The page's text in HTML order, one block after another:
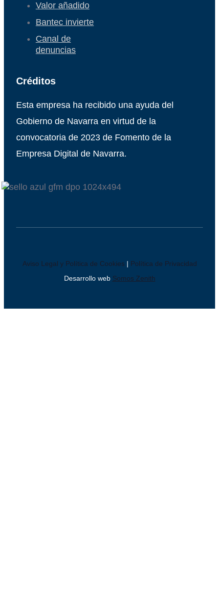
Valor añadido
Bantec invierte
Canal de
denuncias
Créditos
Esta empresa ha recibido una ayuda del
Gobierno de Navarra en virtud de la
convocatoria de 2023 de Fomento de la
Empresa Digital de Navarra.
Aviso Legal y Política de Cookies | Política de Privacidad
Desarrollo web Somos Zenith